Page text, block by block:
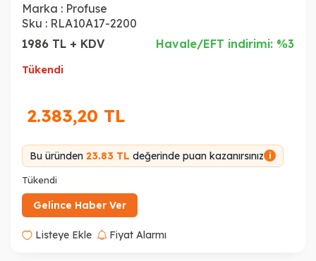
Marka : Profuse
Sku : RLA10A17-2200
1986 TL + KDV
Havale/EFT indirimi: %3
Tükendi
2.383,20 TL
Bu üründen 23.83 TL değerinde puan kazanırsınız i
Tükendi
Gelince Haber Ver
Listeye Ekle Fiyat Alarmı